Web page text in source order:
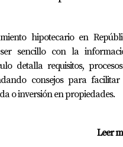
tipo de propiedad y su
especiales para
especiales específicos
ofrece vivir en
hipotecario en
sencillo con la
detalla requisitos,
consejos para
o inversión en propiedades.
Leer